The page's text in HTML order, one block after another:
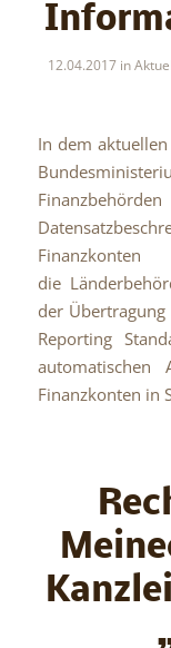
12.04.2017 in
In dem
die
der
Reporting
automatischen
Finanzkonten in